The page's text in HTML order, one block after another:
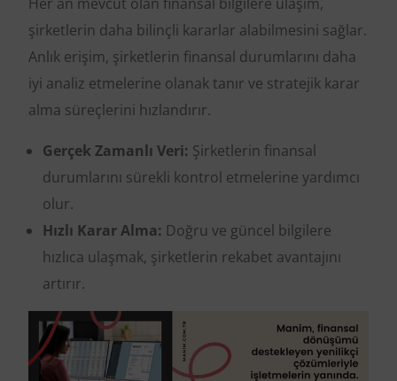
şirketlerin daha bilinçli kararlar alabilmesini sağlar.
Anlık erişim, şirketlerin finansal durumlarını daha
iyi analiz etmelerine olanak tanır ve stratejik karar
alma süreçlerini hızlandırır.
Gerçek Zamanlı Veri: Şirketlerin finansal
durumlarını sürekli kontrol etmelerine yardımcı
olur.
Hızlı Karar Alma: Doğru ve güncel bilgilere
hızlıca ulaşmak, şirketlerin rekabet avantajını
artırır.